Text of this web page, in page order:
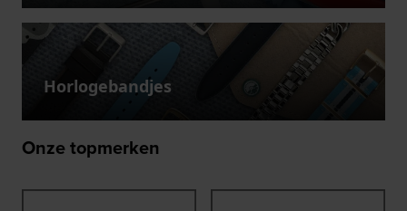
Horlogebandjes
Onze topmerken